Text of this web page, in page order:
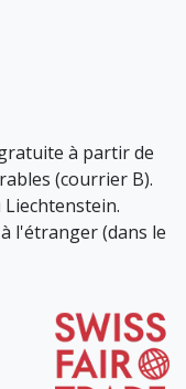
à partir de
(courrier B).
l'étranger (dans le